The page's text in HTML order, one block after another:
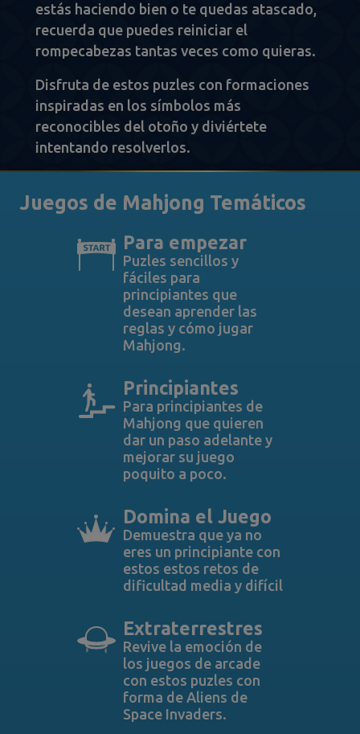
estás haciendo bien o te quedas atascado,
recuerda que puedes reiniciar el
rompecabezas tantas veces como quieras.
Disfruta de estos puzles con formaciones
inspiradas en los símbolos más
reconocibles del otoño y diviértete
intentando resolverlos.
Juegos de Mahjong Temáticos
Para empezar
Puzles sencillos y
fáciles para
principiantes que
desean aprender las
reglas y cómo jugar
Mahjong.
Principiantes
Para principiantes de
Mahjong que quieren
dar un paso adelante y
mejorar su juego
poquito a poco.
Domina el Juego
Demuestra que ya no
eres un principiante con
estos estos retos de
dificultad media y difícil
Extraterrestres
Revive la emoción de
los juegos de arcade
con estos puzles con
forma de Aliens de
Space Invaders.